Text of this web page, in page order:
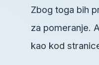
Zbog toga bih
za pomeranje.
kao kod